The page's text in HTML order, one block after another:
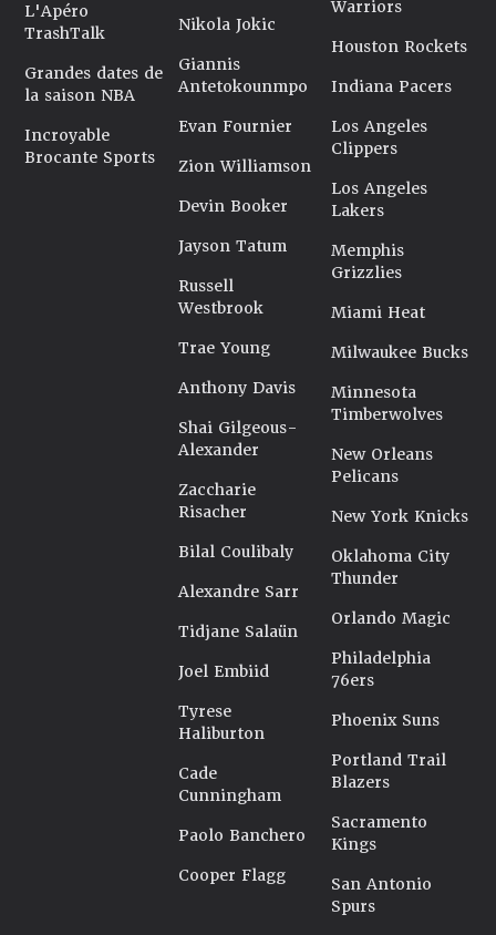
L'Apéro
TrashTalk
Grandes dates de
la saison NBA
Incroyable
Brocante Sports
Nikola Jokic
Giannis
Antetokounmpo
Evan Fournier
Zion Williamson
Devin Booker
Jayson Tatum
Russell
Westbrook
Trae Young
Anthony Davis
Shai Gilgeous-
Alexander
Zaccharie
Risacher
Bilal Coulibaly
Alexandre Sarr
Tidjane Salaün
Joel Embiid
Tyrese
Haliburton
Cade
Cunningham
Paolo Banchero
Cooper Flagg
Warriors
Houston Rockets
Indiana Pacers
Los Angeles
Clippers
Los Angeles
Lakers
Memphis
Grizzlies
Miami Heat
Milwaukee Bucks
Minnesota
Timberwolves
New Orleans
Pelicans
New York Knicks
Oklahoma City
Thunder
Orlando Magic
Philadelphia
76ers
Phoenix Suns
Portland Trail
Blazers
Sacramento
Kings
San Antonio
Spurs